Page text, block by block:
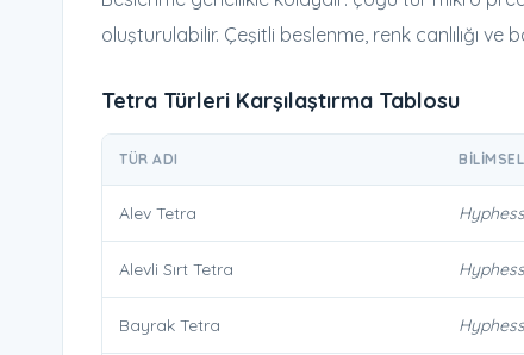
oluşturulabilir. Çeşitli beslenme, renk canlılığı ve
Tetra Türleri Karşılaştırma Tablosu
TÜR ADI
Alev Tetra
Alevli Sırt Tetra
Bayrak Tetra